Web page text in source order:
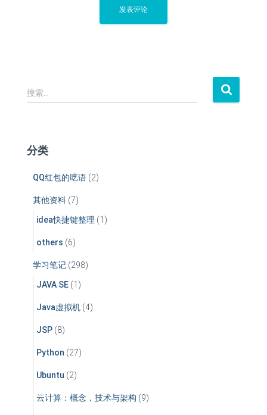
搜
索
搜索…
分类
QQ红包的呓语 (2)
其他资料 (7)
idea快捷键整理 (1)
others (6)
学习笔记 (298)
JAVA SE (1)
Java虚拟机 (4)
JSP (8)
Python (27)
Ubuntu (2)
云计算：概念，技术与架构 (9)